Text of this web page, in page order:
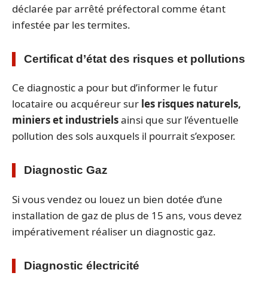
déclarée par arrêté préfectoral comme étant
infestée par les termites.
Certificat d’état des risques et pollutions
Ce diagnostic a pour but d’informer le futur
locataire ou acquéreur sur les risques naturels,
miniers et industrielsainsi que sur l’éventuelle
pollution des sols auxquels il pourrait s’exposer.
Diagnostic Gaz
Si vous vendez ou louez un bien dotée d’une
installation de gaz de plus de 15 ans, vous devez
impérativement réaliser un diagnostic gaz.
Diagnostic électricité